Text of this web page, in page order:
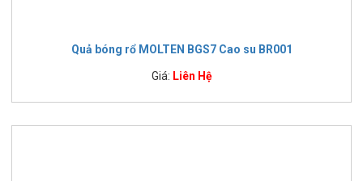
Quả bóng rổ MOLTEN BGS7 Cao su BR001
Giá: Liên Hệ